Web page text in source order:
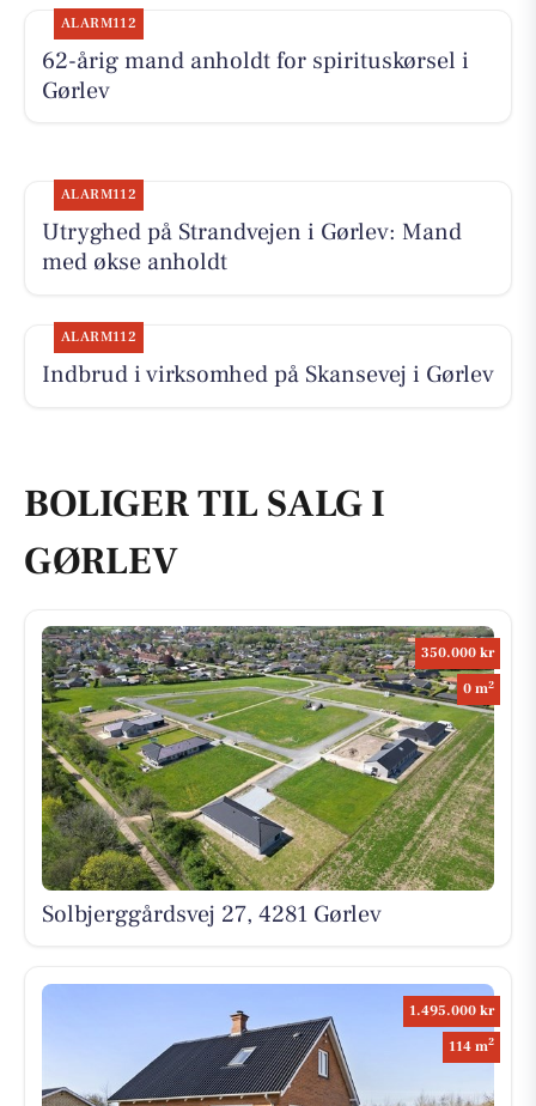
ALARM112
62-årig mand anholdt for spirituskørsel i
Gørlev
ALARM112
Utryghed på Strandvejen i Gørlev: Mand
med økse anholdt
ALARM112
Indbrud i virksomhed på Skansevej i Gørlev
BOLIGER TIL SALG I
GØRLEV
350.000 kr
0 m2
Solbjerggårdsvej 27, 4281 Gørlev
1.495.000 kr
114 m2